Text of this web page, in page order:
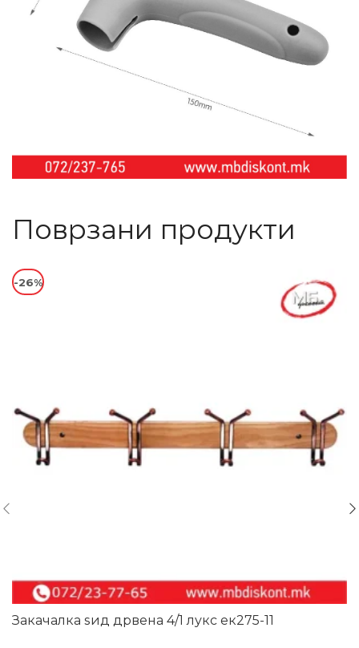
Поврзани продукти
-26%
Закачалка ѕид дрвена 4/1 лукс ек275-11